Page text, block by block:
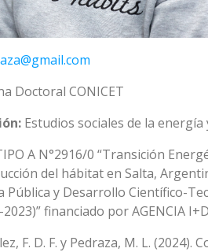
Doctoral CONICET
Estudios sociales de la
A N°2916/0 “Transición
del hábitat en Salta,
Pública y Desarrollo Científico-
financiado por AGENCIA
F. D. F. y Pedraza, M. L.